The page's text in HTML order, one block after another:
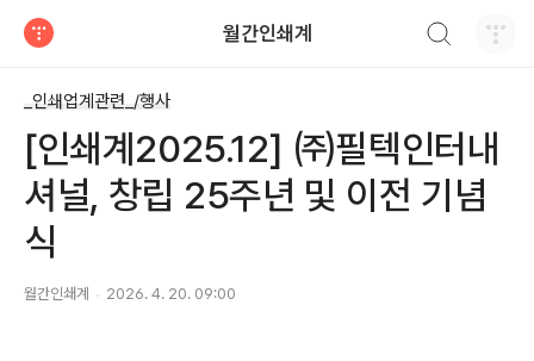
월간인쇄계
_인쇄업계관련_/행사
[인쇄계2025.12] ㈜필텍인터내
셔널, 창립 25주년 및 이전 기념
식
월간인쇄계 2026. 4. 20. 09:00